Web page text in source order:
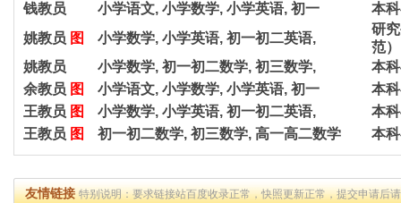
钱教员
小学语文, 小学数学, 小学英语, 初一
本
姚教员 图 小学数学, 小学英语, 初一初二英语,
研
范）
姚教员
小学数学, 初一初二数学, 初三数学,
本
余教员 图 小学语文, 小学数学, 小学英语, 初一
本
王教员 图 小学数学, 小学英语, 初一初二英语,
本
王教员 图 初一初二数学, 初三数学, 高一高二数学 本
友情链接特别说明：要求链接站百度收录正常，快照更新正常，提交申请后